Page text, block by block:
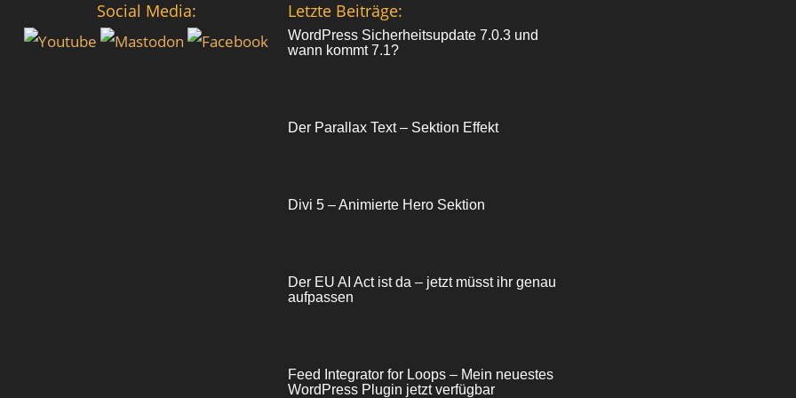
Social Media: Letzte Beiträge:
WordPress Sicherheitsupdate 7.0.3 und
wann kommt 7.1?
Der Parallax Text – Sektion Effekt
Divi 5 – Animierte Hero Sektion
Der EU AI Act ist da – jetzt müsst ihr genau
aufpassen
Feed Integrator for Loops – Mein neuestes
WordPress Plugin jetzt verfügbar